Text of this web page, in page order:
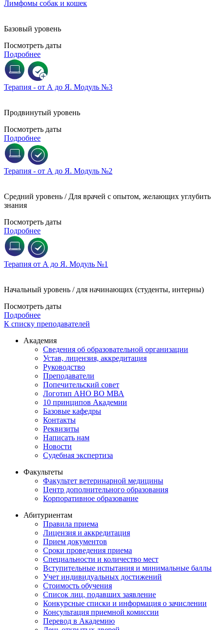
Лимфомы собак и кошек
Базовый уровень
Посмотреть даты
Подробнее
Терапия - от А до Я. Модуль №3
Продвинутый уровень
Посмотреть даты
Подробнее
Терапия - от А до Я. Модуль №2
Средний уровень / Для врачей с опытом, желающих углубить
знания
Посмотреть даты
Подробнее
Терапия от А до Я. Модуль №1
Начальный уровень / для начинающих (студенты, интерны)
Посмотреть даты
Подробнее
К списку преподавателей
Академия
Сведения об образовательной организации
Устав, лицензия, аккредитация
Руководство
Преподаватели
Попечительский совет
Логотип АНО ВО МВА
10 принципов Академии
Базовые кафедры
Контакты
Реквизиты
Написать нам
Новости
Судебная экспертиза
Факультеты
Факультет ветеринарной медицины
Центр дополнительного образования
Корпоративное образование
Абитуриентам
Правила приема
Лицензия и аккредитация
Прием документов
Сроки проведения приема
Специальности и количество мест
Вступительные испытания и минимальные баллы
Учет индивидуальных достижений
Стоимость обучения
Список лиц, подавших заявление
Конкурсные списки и информация о зачислении
Консультация приемной комиссии
Перевод в Академию